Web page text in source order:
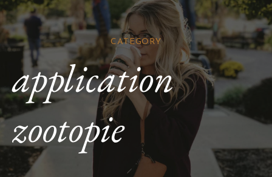
CATEGORY
application
zootopie